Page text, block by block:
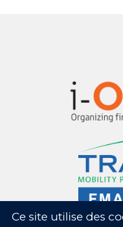
Ce site utilise des